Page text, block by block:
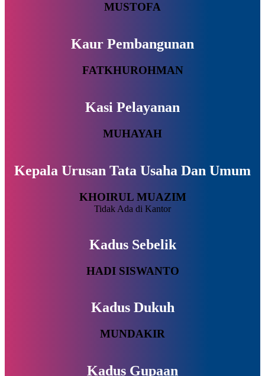
MUSTOFA
Kaur Pembangunan
FATKHUROHMAN
Kasi Pelayanan
MUHAYAH
Kepala Urusan Tata Usaha Dan Umum
KHOIRUL MUAZIM
Tidak Ada di Kantor
Kadus Sebelik
HADI SISWANTO
Kadus Dukuh
MUNDAKIR
Kadus Gupaan